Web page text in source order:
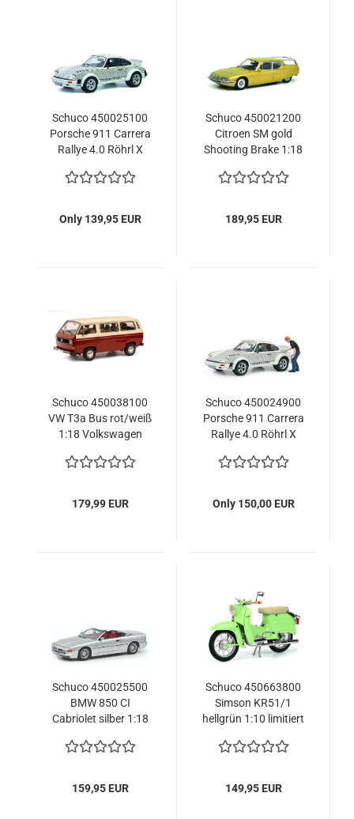
Schuco 450025100
Porsche 911 Carrera
Rallye 4.0 Röhrl X
1:18 Modellauto
Only 139,95 EUR
Schuco 450021200
Citroen SM gold
Shooting Brake 1:18
Modellauto
189,95 EUR
Schuco 450038100
VW T3a Bus rot/weiß
1:18 Volkswagen
179,99 EUR
Schuco 450024900
Porsche 911 Carrera
Rallye 4.0 Röhrl X
Modellcar limited
Only 150,00 EUR
Schuco 450025500
BMW 850 CI
Cabriolet silber 1:18
159,95 EUR
Schuco 450663800
Simson KR51/1
hellgrün 1:10 limitiert
Motorradmodell
149,95 EUR